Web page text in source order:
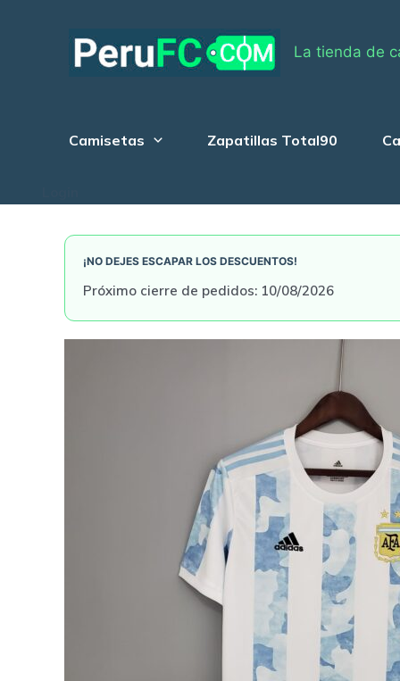
La tienda de
Camisetas Zapatillas Total90
¡NO DEJES ESCAPAR LOS DESCUENTOS!
Próximo cierre de pedidos: 10/08/2026